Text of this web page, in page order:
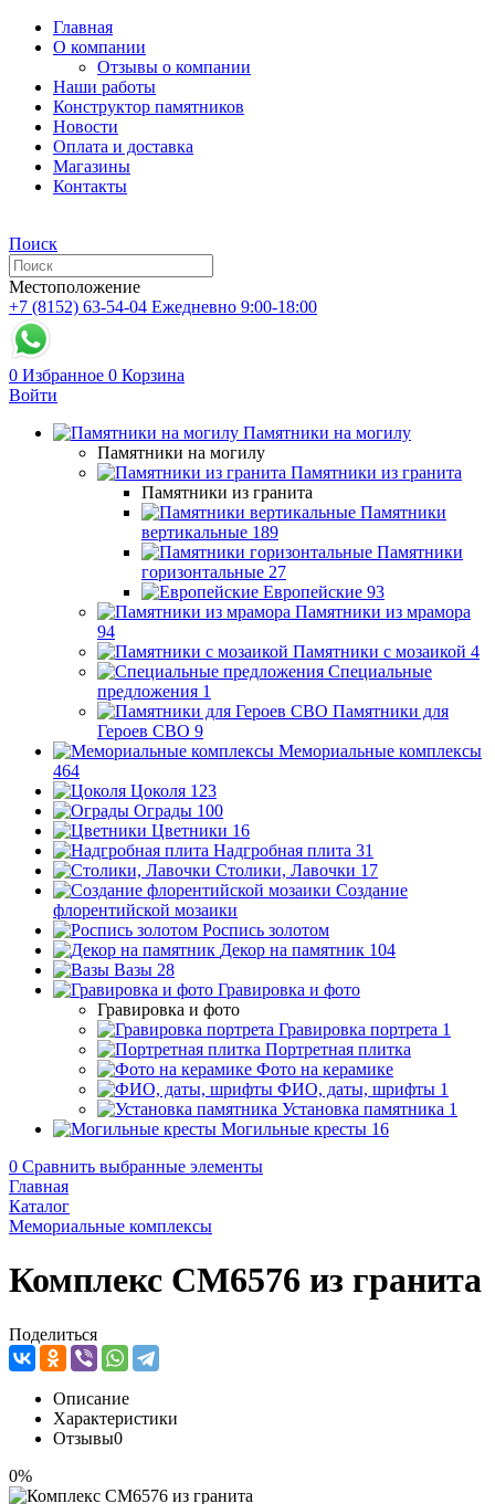
Главная
О компании
Отзывы о компании
Наши работы
Конструктор памятников
Новости
Оплата и доставка
Магазины
Контакты
Поиск
Местоположение
+7 (8152) 63-54-04 Ежедневно 9:00-18:00
0 Избранное 0 Корзина
Войти
Памятники на могилу
Памятники на могилу
Памятники из гранита
Памятники из гранита
Памятники
вертикальные 189
Памятники
горизонтальные 27
Европейские 93
Памятники из мрамора
94
Памятники с мозаикой 4
Специальные
предложения 1
Памятники для
Героев СВО 9
Мемориальные комплексы
464
Цоколя 123
Ограды 100
Цветники 16
Надгробная плита 31
Столики, Лавочки 17
Создание
флорентийской мозаики
Роспись золотом
Декор на памятник 104
Вазы 28
Гравировка и фото
Гравировка и фото
Гравировка портрета 1
Портретная плитка
Фото на керамике
ФИО, даты, шрифты 1
Установка памятника 1
Могильные кресты 16
0 Сравнить выбранные элементы
Главная
Каталог
Мемориальные комплексы
Комплекс CM6576 из гранита
Поделиться
Описание
Характеристики
Отзывы0
0%